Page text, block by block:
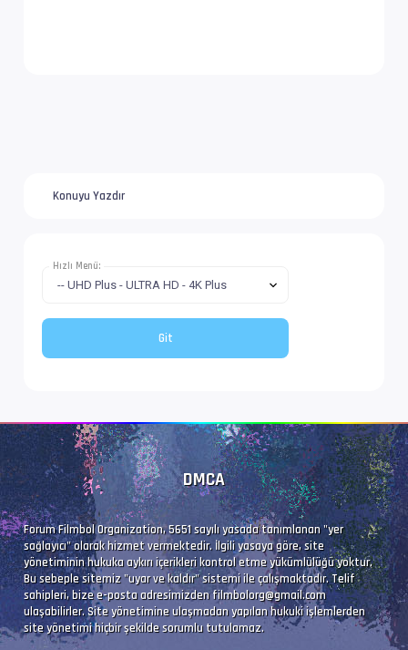
Ses Profili       : Dolby TrueHD with Dolby
Dil               : en
Ses  #4           : AC-3 | 640 kb/s
Bilgi             : 6 kanal, 48.0 kHz
Dil               : en
Altyazı #5        : UTF-8
İz Adı            : Türkçe (Forced)
Dil               : tr
Konuyu Yazdır
Hızlı Menü:
DMCA
Forum Filmbol Organization, 5651 sayılı yasada tanımlanan "yer
sağlayıcı" olarak hizmet vermektedir. İlgili yasaya göre, site
yönetiminin hukuka aykırı içerikleri kontrol etme yükümlülüğü yoktur.
Bu sebeple sitemiz "uyar ve kaldır" sistemi ile çalışmaktadır. Telif
sahipleri, bize e-posta adresimizdenfilmbolorg@gmail.com
ulaşabilirler. Site yönetimine ulaşmadan yapılan hukuki işlemlerden
site yönetimi hiçbir şekilde sorumlu tutulamaz.